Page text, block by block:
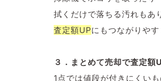
拭くだけで落ちる汚れもあ
査定額UPにもつながりやす
３．まとめて売却で査定額
1点では値段が付きにくい